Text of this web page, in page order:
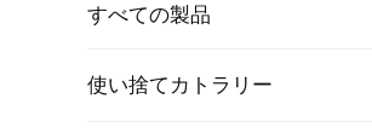
すべての製品
使い捨てカトラリー